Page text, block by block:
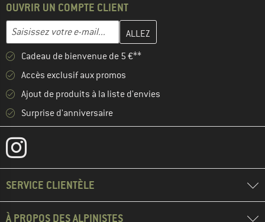
OUVRIR UN COMPTE CLIENT
Adresse e-mail
Entrez votre adresse e-mail ici et créez votre compte client à la
Cadeau de bienvenue de 5 €**
Accès exclusif aux promos
Ajout de produits à la liste d'envies
Surprise d'anniversaire
SERVICE CLIENTÈLE
À PROPOS DES ALPINISTES